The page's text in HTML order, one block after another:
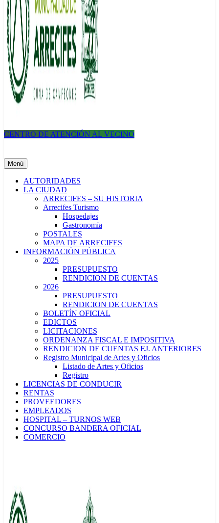
CENTRO DE ATENCIÓN AL VECINO
Menú
AUTORIDADES
LA CIUDAD
ARRECIFES – SU HISTORIA
Arrecifes Turismo
Hospedajes
Gastronomía
POSTALES
MAPA DE ARRECIFES
INFORMACIÓN PÚBLICA
2025
PRESUPUESTO
RENDICION DE CUENTAS
2026
PRESUPUESTO
RENDICION DE CUENTAS
BOLETÍN OFICIAL
EDICTOS
LICITACIONES
ORDENANZA FISCAL E IMPOSITIVA
RENDICION DE CUENTAS EJ. ANTERIORES
Registro Municipal de Artes y Oficios
Listado de Artes y Oficios
Registro
LICENCIAS DE CONDUCIR
RENTAS
PROVEEDORES
EMPLEADOS
HOSPITAL – TURNOS WEB
CONCURSO BANDERA OFICIAL
COMERCIO